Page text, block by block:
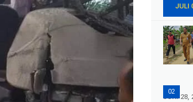
JULI
JUNI 28,